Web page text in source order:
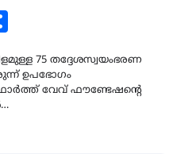
75 തദ്ദേശസ്വയംഭരണ
ഉപഭോഗം
വേവ് ഫൗണ്ടേഷന്റെ